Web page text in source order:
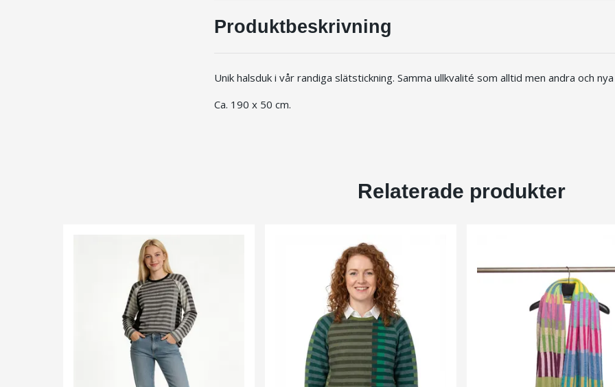
Produktbeskrivning
Unik halsduk i vår randiga slätstickning. Samma ullkvalité som alltid men andra och
Ca. 190 x 50 cm.
Relaterade produkter